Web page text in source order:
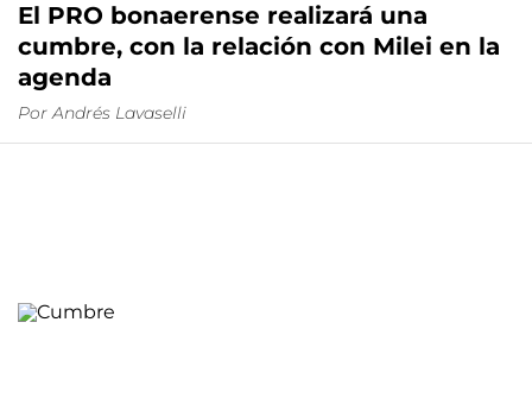
El PRO bonaerense realizará una
cumbre, con la relación con Milei en la
agenda
Por Andrés Lavaselli